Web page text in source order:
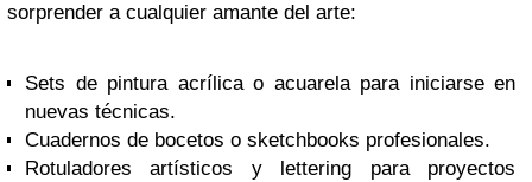
sorprender a cualquier amante del arte:
Sets de pintura acrílica o acuarela para iniciarse en
nuevas técnicas.
Cuadernos de bocetos o sketchbooks profesionales.
Rotuladores artísticos y lettering para proyectos